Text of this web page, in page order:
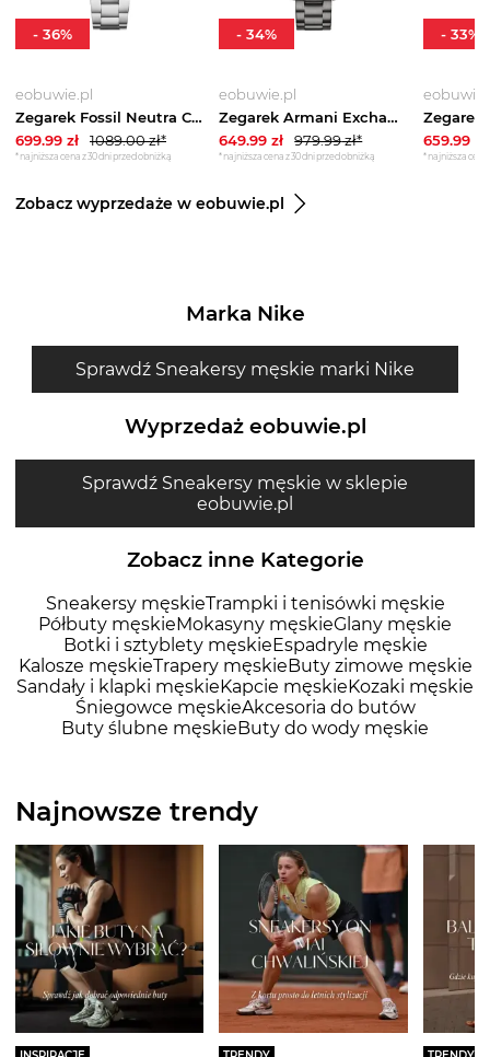
eobuwie.pl
Zegarek Fossil Neutra Chrono FS6063 Brązowy
699.99 zł 1089.00zł*
*najniższa cena z 30 dni przed obniżką
- 36%
eobuwie.pl
Zegarek Armani Exchange Kilian AX1421 Szary
649.99 zł 979.99zł*
*najniższa cena z 30 dni przed obniżką
-34%
659.99zł
*najniższa cena
- 33%
Zobacz wyprzedaże w eobuwie.pl
Marka Nike
Sprawdź Sneakersy męskie marki Nike
Wyprzedaż eobuwie.pl
Sprawdź Sneakersy męskie w sklepie
eobuwie.pl
Zobacz inne Kategorie
Sneakersy męskieTrampki i tenisówki męskie
Półbuty męskie Mokasyny męskieGlany męskie
Botki i sztyblety męskie Espadryle męskie
Kalosze męskieTrapery męskie Buty zimowe męskie
Sandały i klapki męskie Kapcie męskie Kozaki męskie
Śniegowce męskieAkcesoria do butów
Buty ślubne męskie Buty do wody męskie
Najnowsze trendy